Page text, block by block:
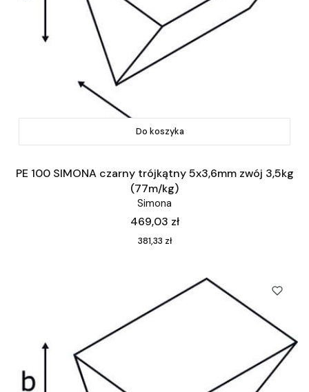
Do koszyka
PE 100 SIMONA czarny trójkątny 5x3,6mm zwój 3,5kg
(77m/kg)
Simona
Cena
469,03 zł
Cena
381,33 zł